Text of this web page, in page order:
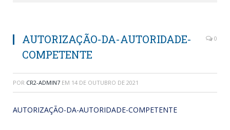
AUTORIZAÇÃO-DA-AUTORIDADE-
COMPETENTE
0
POR CR2-ADMIN7 EM 14 DE OUTUBRO DE 2021
AUTORIZAÇÃO-DA-AUTORIDADE-COMPETENTE